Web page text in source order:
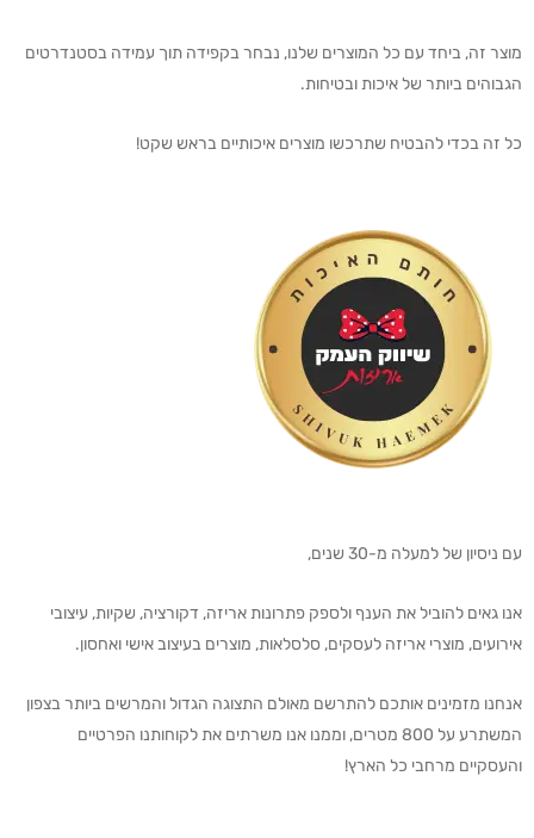
מוצר זה, ביחד עם כל המוצרים שלנו, נבחר בקפידה תוך עמידה בסטנדרטים
הגבוהים ביותר של איכות ובטיחות.
כל זה בכדי להבטיח שתרכשו מוצרים איכותיים בראש שקט!
עם ניסיון של למעלה מ-30 שנים,
אנו גאים להוביל את הענף ולספק פתרונות אריזה, דקורציה, שקיות, עיצובי
אירועים, מוצרי אריזה לעסקים, סלסלאות, מוצרים בעיצוב אישי ואחסון.
אנחנו מזמינים אותכם להתרשם מאולם התצוגה הגדול והמרשים ביותר בצפון
המשתרע על 800 מטרים, וממנו אנו משרתים את לקוחותנו הפרטיים
והעסקיים מרחבי כל הארץ!